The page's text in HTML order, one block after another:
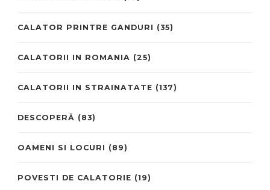
CALATOR PRINTRE GANDURI (35)
CALATORII IN ROMANIA (25)
CALATORII IN STRAINATATE (137)
DESCOPERĂ (83)
OAMENI SI LOCURI (89)
POVESTI DE CALATORIE (19)